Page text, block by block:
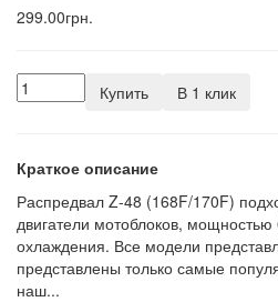
299.00грн.
Купить В 1 клик
Краткое описание
Распредвал Z-48 (168F/170F)
двигатели мотоблоков, мощностью
охлаждения. Все модели
представлены только самые
наш...